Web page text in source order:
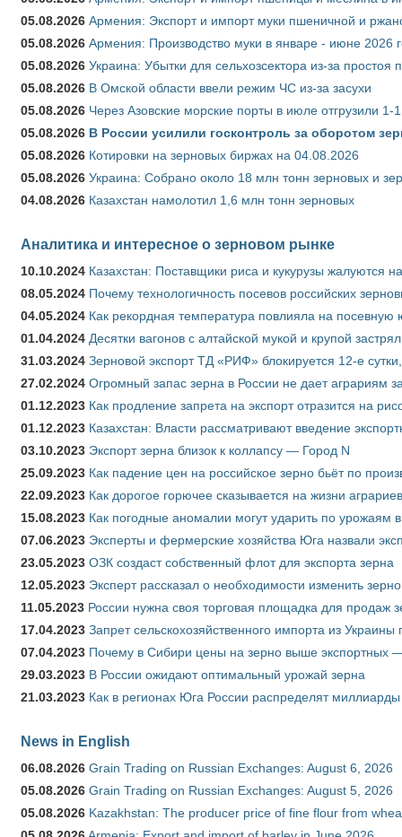
05.08.2026 Армения: Экспорт и импорт муки пшеничной и
05.08.2026 Армения: Производство муки в январе - июне 2026
05.08.2026 Украина: Убытки для сельхозсектора из-за простоя
05.08.2026 В Омской области ввели режим ЧС из-за засухи
05.08.2026 Через Азовские морские порты в июле отгрузили
05.08.2026 В России усилили госконтроль за оборотом
05.08.2026 Котировки на зерновых биржах на 04.08.2026
05.08.2026 Украина: Собрано около 18 млн тонн зерновых и
04.08.2026 Казахстан намолотил 1,6 млн тонн зерновых
Аналитика и интересное о зерновом рынке
10.10.2024 Казахстан: Поставщики риса и кукурузы жалуются
08.05.2024 Почему технологичность посевов российских
04.05.2024 Как рекордная температура повлияла на
01.04.2024 Десятки вагонов с алтайской мукой и крупой
31.03.2024 Зерновой экспорт ТД «РИФ» блокируется 12-е
27.02.2024 Огромный запас зерна в России не дает аграриям
01.12.2023 Как продление запрета на экспорт отразится на
01.12.2023 Казахстан: Власти рассматривают введение
03.10.2023 Экспорт зерна близок к коллапсу — Город N
25.09.2023 Как падение цен на российское зерно бьёт по
22.09.2023 Как дорогое горючее сказывается на жизни аграриев
15.08.2023 Как погодные аномалии могут ударить по урожаям
07.06.2023 Эксперты и фермерские хозяйства Юга назвали
23.05.2023 ОЗК создаст собственный флот для экспорта зерна
12.05.2023 Эксперт рассказал о необходимости изменить
11.05.2023 России нужна своя торговая площадка для продаж
17.04.2023 Запрет сельскохозяйственного импорта из
07.04.2023 Почему в Сибири цены на зерно выше экспортных
29.03.2023 В России ожидают оптимальный урожай зерна
21.03.2023 Как в регионах Юга России распределят
News in English
06.08.2026 Grain Trading on Russian Exchanges: August 6, 2026
05.08.2026 Grain Trading on Russian Exchanges: August 5, 2026
05.08.2026 Kazakhstan: The producer price of fine flour from